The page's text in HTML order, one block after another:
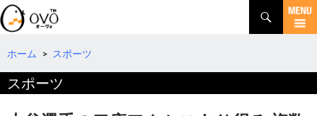
検
索
コ
テ
へ
ホーム > スポーツ
スポーツ